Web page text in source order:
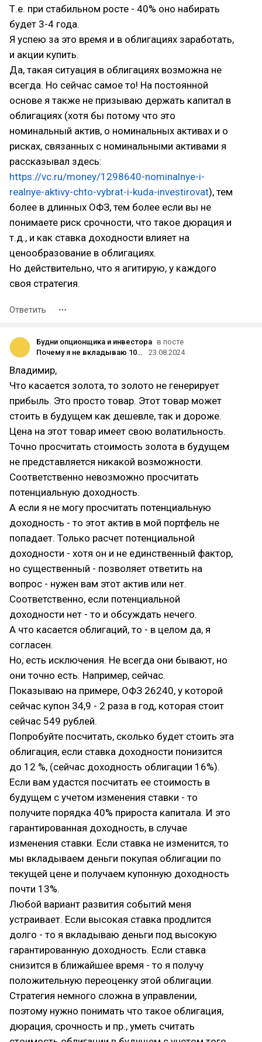
Т.е. при стабильном росте - 40% оно набирать
будет 3-4 года.
Я успею за это время и в облигациях заработать,
и акции купить.
Да, такая ситуация в облигациях возможна не
всегда. Но сейчас самое то! На постоянной
основе я также не призываю держать капитал в
облигациях (хотя бы потому что это
номинальный актив, о номинальных активах и о
рисках, связанных с номинальными активами я
рассказывал здесь:
https://vc.ru/money/1298640-nominalnye-i-
realnye-aktivy-chto-vybrat-i-kuda-investirovat), тем
более в длинных ОФЗ, тем более если вы не
понимаете риск срочности, что такое дюрация и
т.д., и как ставка доходности влияет на
ценообразование в облигациях.
Но действительно, что я агитирую, у каждого
своя стратегия.
Ответить
Будни опционщика и инвестора в посте
Почему я не вкладываю 100% капитала в реальные активы. Или зачем нужны облигации в моем портфеле.
23.08.2024
Владимир,
Что касается золота, то золото не генерирует
прибыль. Это просто товар. Этот товар может
стоить в будущем как дешевле, так и дороже.
Цена на этот товар имеет свою волатильность.
Точно просчитать стоимость золота в будущем
не представляется никакой возможности.
Соответственно невозможно просчитать
потенциальную доходность.
А если я не могу просчитать потенциальную
доходность - то этот актив в мой портфель не
попадает. Только расчет потенциальной
доходности - хотя он и не единственный фактор,
но существенный - позволяет ответить на
вопрос - нужен вам этот актив или нет.
Соответственно, если потенциальной
доходности нет - то и обсуждать нечего.
А что касается облигаций, то - в целом да, я
согласен.
Но, есть исключения. Не всегда они бывают, но
они точно есть. Например, сейчас.
Показываю на примере, ОФЗ 26240, у которой
сейчас купон 34,9 - 2 раза в год, которая стоит
сейчас 549 рублей.
Попробуйте посчитать, сколько будет стоить эта
облигация, если ставка доходности понизится
до 12 %, (сейчас доходность облигации 16%).
Если вам удастся посчитать ее стоимость в
будущем с учетом изменения ставки - то
получите порядка 40% прироста капитала. И это
гарантированная доходность, в случае
изменения ставки. Если ставка не изменится, то
мы вкладываем деньги покупая облигации по
текущей цене и получаем купонную доходность
почти 13%.
Любой вариант развития событий меня
устраивает. Если высокая ставка продлится
долго - то я вкладываю деньги под высокую
гарантированную доходность. Если ставка
снизится в ближайшее время - то я получу
положительную переоценку этой облигации.
Стратегия немного сложна в управлении,
поэтому нужно понимать что такое облигация,
дюрация, срочность и пр., уметь считать